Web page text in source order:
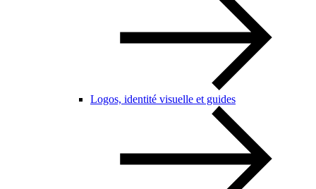
Logos, identité visuelle et guides